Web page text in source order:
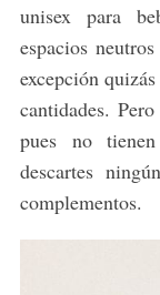
unisex para
espacios
excepción
cantidades.
pues no
descartes
complementos.